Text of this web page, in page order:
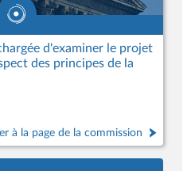
d'examiner le projet
des principes de la
à la page de la commission